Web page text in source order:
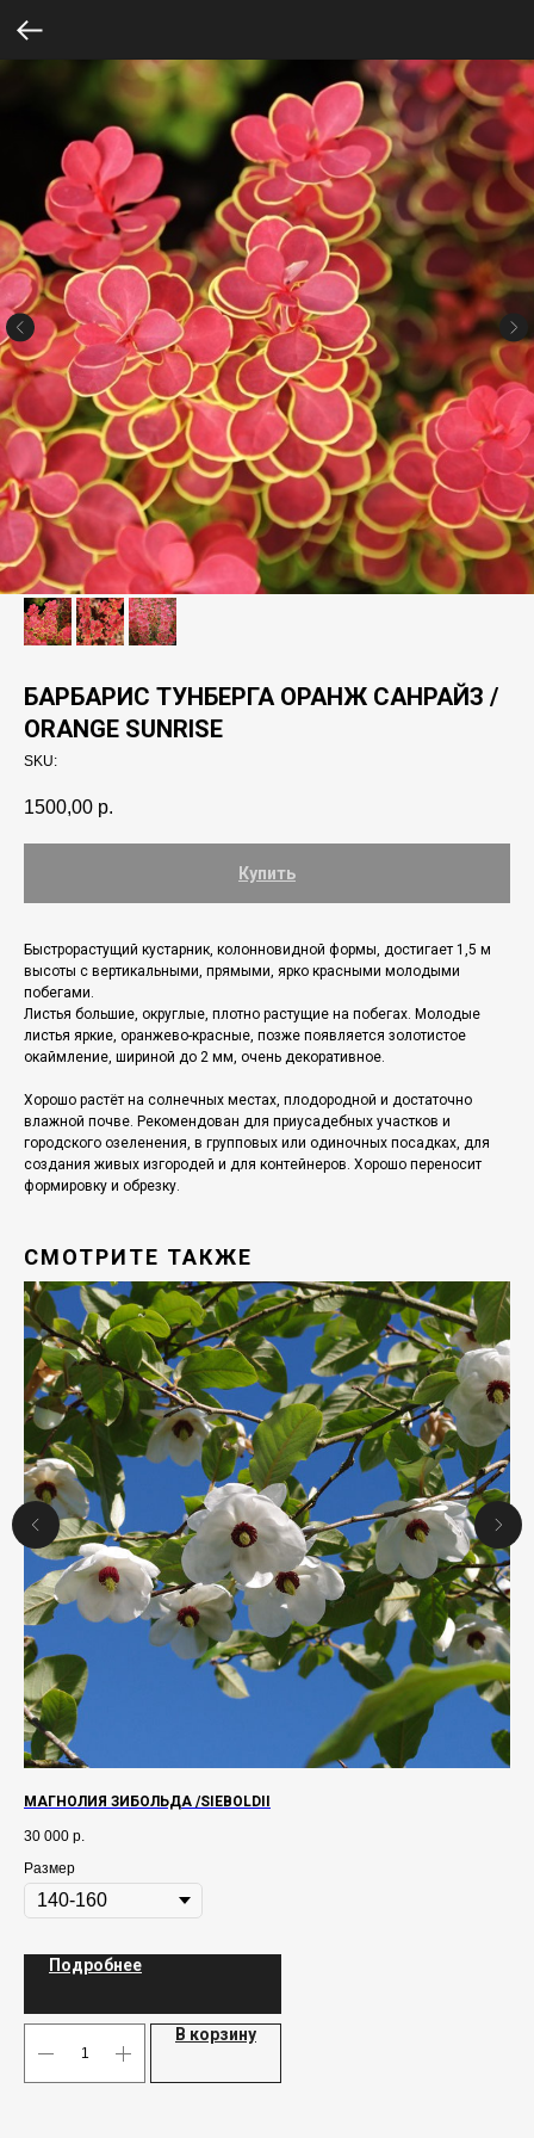
БАРБАРИС ТУНБЕРГА ОРАНЖ САНРАЙЗ /
ORANGE SUNRISE
SKU:
1500,00 р.
Купить
Быстрорастущий кустарник, колонновидной формы, достигает 1,5 м
высоты с вертикальными, прямыми, ярко красными молодыми
побегами.
Листья большие, округлые, плотно растущие на побегах. Молодые
листья яркие, оранжево-красные, позже появляется золотистое
окаймление, шириной до 2 мм, очень декоративное.
Хорошо растёт на солнечных местах, плодородной и достаточно
влажной почве. Рекомендован для приусадебных участков и
городского озеленения, в групповых или одиночных посадках, для
создания живых изгородей и для контейнеров. Хорошо переносит
формировку и обрезку.
СМОТРИТЕ ТАКЖЕ
МАГНОЛИЯ ЗИБОЛЬДА /SIEBOLDII
30 000 р.
Размер
Подробнее
В корзину